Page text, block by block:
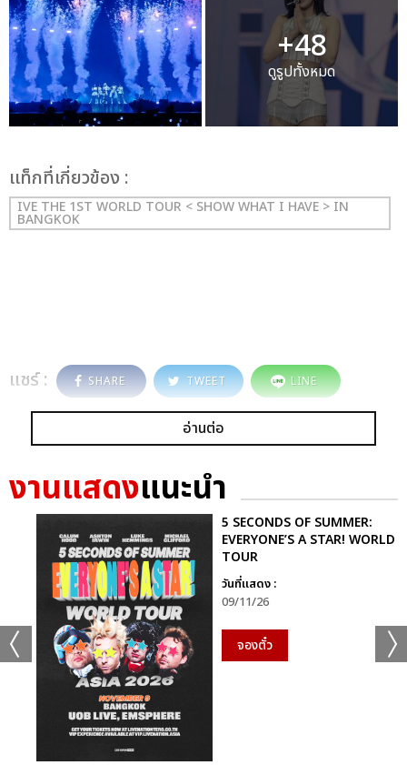
+48
ดูรูปทั้งหมด
เเท็กที่เกี่ยวข้อง :
IVE THE 1ST WORLD TOUR < SHOW WHAT I HAVE > IN
BANGKOK
แชร์ : SHARE TWEET LINE
อ่านต่อ
งานแสดงแนะนำ
5 SECONDS OF SUMMER:
EVERYONE’S A STAR! WORLD
TOUR
วันที่แสดง :
09/11/26
จองตั๋ว